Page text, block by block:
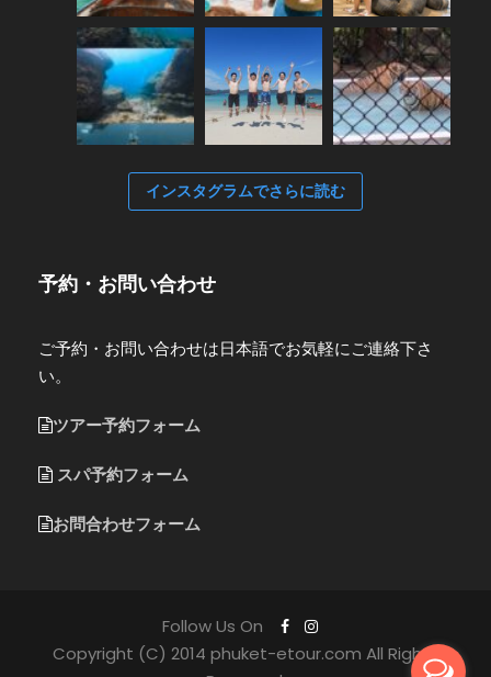
インスタグラムでさらに読む
予約・お問い合わせ
ご予約・お問い合わせは日本語でお気軽にご連絡下さ
い。
ツアー予約フォーム
スパ予約フォーム
お問合わせフォーム
Follow Us On
Copyright (C) 2014 phuket-etour.com All Rights